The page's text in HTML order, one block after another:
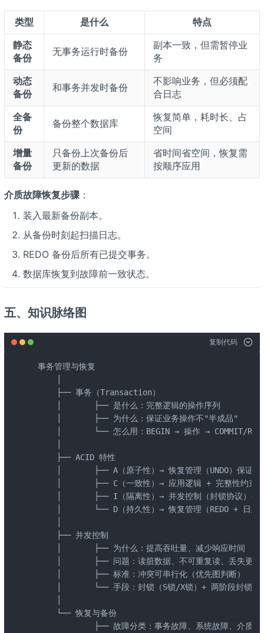
类型 是什么
特点
静态
备份
无事务运行时备份
副本一致，但需暂停业
务
动态
备份
和事务并发时备份
不影响业务，但必须配
合日志
全备
份
备份整个数据库
恢复简单，耗时长、占
空间
增量
备份
只备份上次备份后
更新的数据
省时间省空间，恢复需
按顺序应用
介质故障恢复步骤：
装入最新备份副本。
从备份时刻起扫描日志。
REDO 备份后所有已提交事务。
数据库恢复到故障前一致状态。
五、知识脉络图
复制代码
事务管理与恢复
├── 事务（Transaction）
│       ├── 是什么：完整逻辑的操作序列
│       ├── 为什么：保证业务操作不"半成品"
│       └── 怎么用：BEGIN → 操作 → COMMIT/
├── ACID 特性
│       ├── A（原子性）→ 恢复管理（UNDO）保证
│       ├── C（一致性）→ 应用逻辑 + 完整性约束
│       ├── I（隔离性）→ 并发控制（封锁协议）保
│       └── D（持久性）→ 恢复管理（REDO + 日志
├── 并发控制
│       ├── 为什么：提高吞吐量、减少响应时间
│       ├── 问题：读脏数据、不可重复读、丢失更新
│       ├── 标准：冲突可串行化（优先图判断）
│       └── 手段：封锁（S锁/X锁）+ 两阶段封锁协
└── 恢复与备份
├── 故障分类：事务故障、系统故障、介质故